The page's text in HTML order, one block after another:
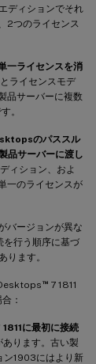
ディションでそれ
2つのライセンス
一ライセンスを消
ライセンスモデ
品サーバーに複数
。
のパススル
品サーバーに渡し
ィション、およ
一のライセンスが
バージョンが異な
を行う順序に基づ
ります。
™7 1811
：
に最初に接続
ります。古い製
ン1903にはより新